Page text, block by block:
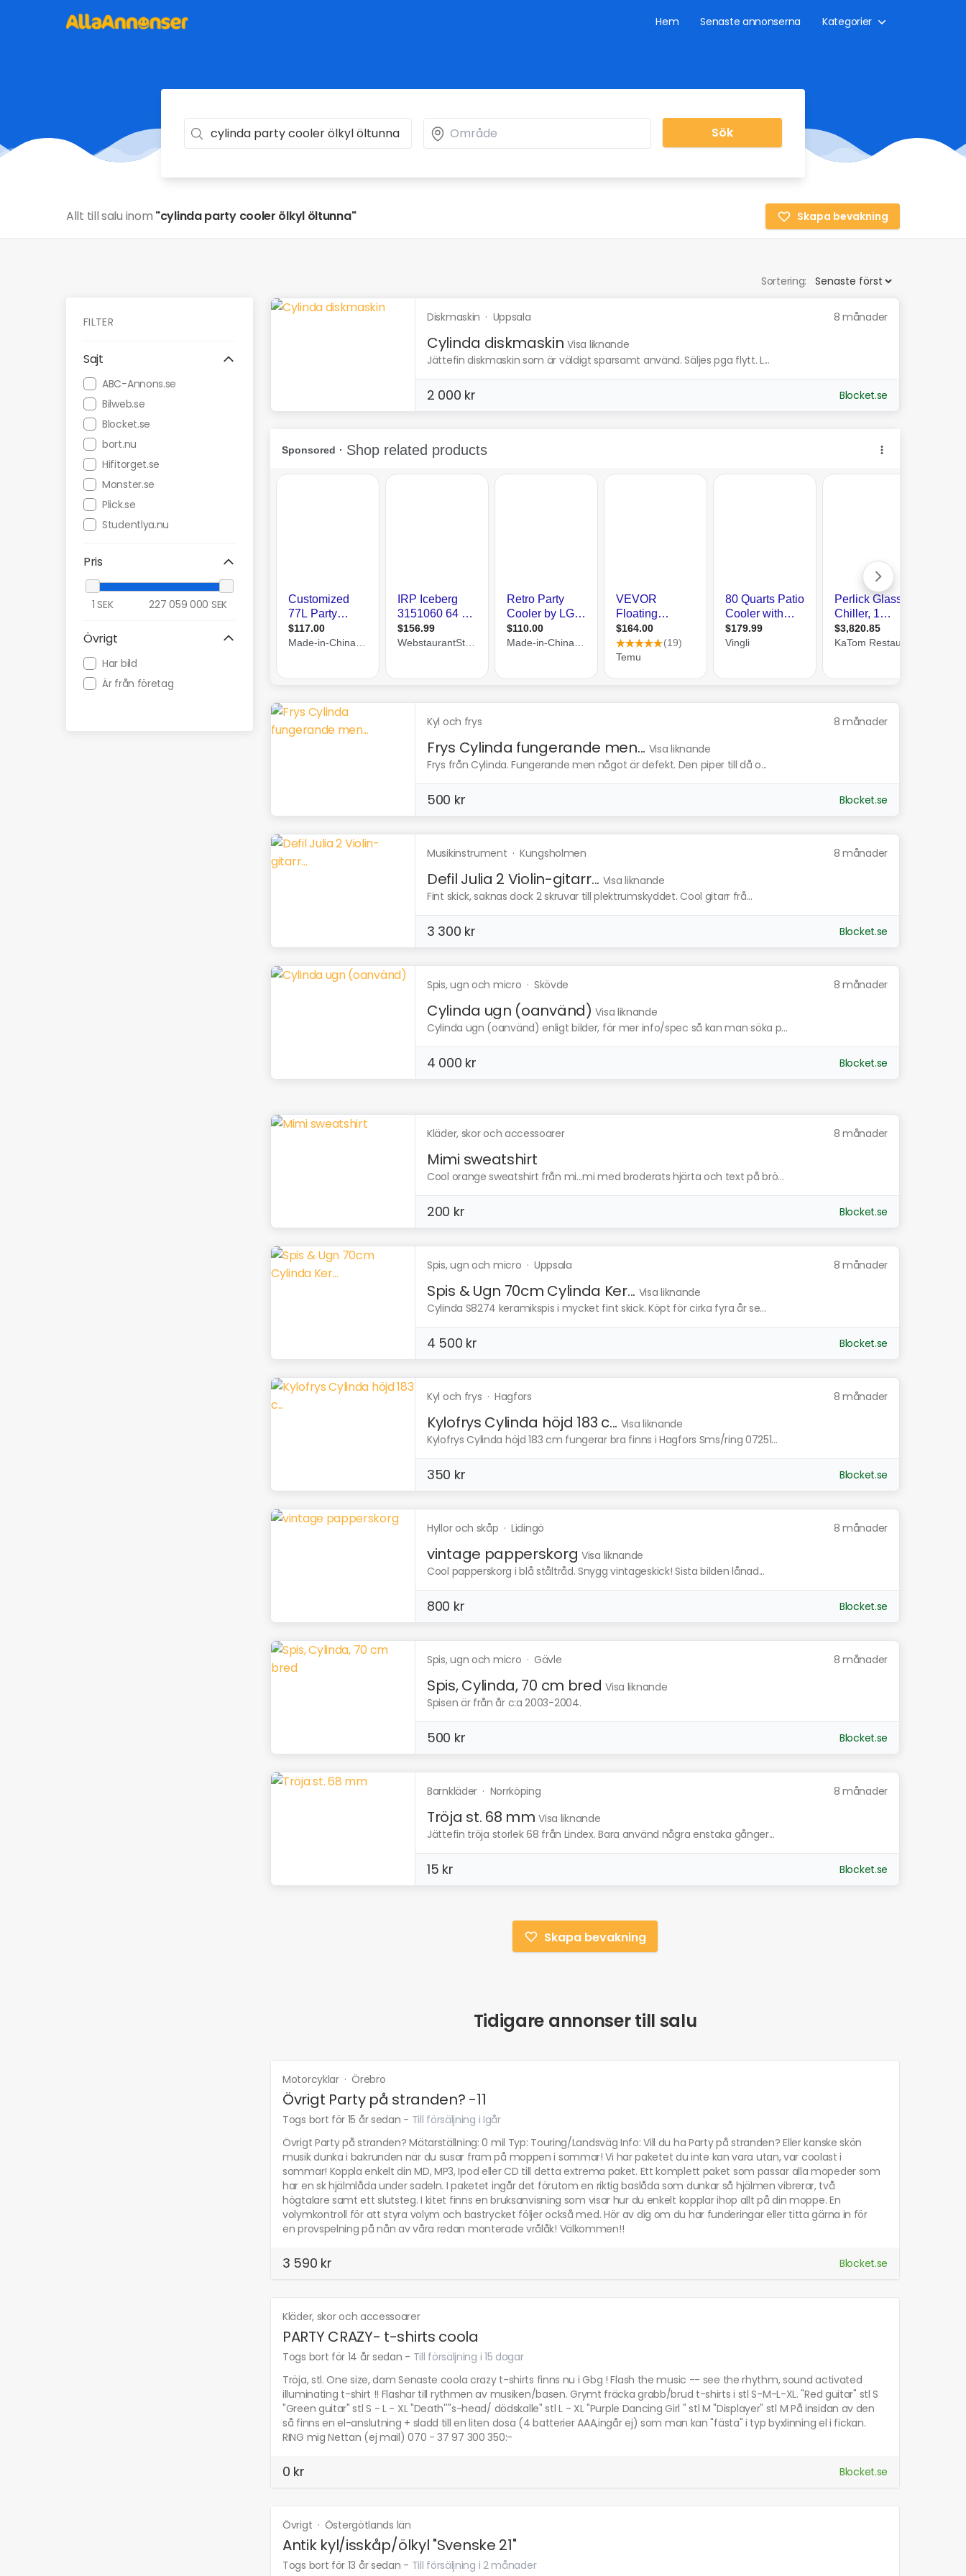
Hem Senaste annonserna Kategorier
Sök
Allt till salu inom "cylinda party cooler ölkyl öltunna" Skapa bevakning
Sortering:
FILTER
Sajt
ABC-Annons.se
Bilweb.se
Blocket.se
bort.nu
Hifitorget.se
Monster.se
Plick.se
Studentlya.nu
Pris
1 SEK 227 059 000 SEK
Övrigt
Har bild
Är från företag
Diskmaskin · Uppsala 8 månader
Cylinda diskmaskin Visa liknande
Jättefin diskmaskin som är väldigt sparsamt använd. Säljes pga flytt. L...
2 000 kr Blocket.se
Kyl och frys 8 månader
Frys Cylinda fungerande men... Visa liknande
Frys från Cylinda. Fungerande men något är defekt. Den piper till då o...
500 kr Blocket.se
Musikinstrument · Kungsholmen 8 månader
Defil Julia 2 Violin-gitarr... Visa liknande
Fint skick, saknas dock 2 skruvar till plektrumskyddet. Cool gitarr frå...
3 300 kr Blocket.se
Spis, ugn och micro · Skövde 8 månader
Cylinda ugn (oanvänd) Visa liknande
Cylinda ugn (oanvänd) enligt bilder, för mer info/spec så kan man söka p...
4 000 kr Blocket.se
Kläder, skor och accessoarer 8 månader
Mimi sweatshirt
Cool orange sweatshirt från mi...mi med broderats hjärta och text på brö...
200 kr Blocket.se
Spis, ugn och micro · Uppsala 8 månader
Spis & Ugn 70cm Cylinda Ker... Visa liknande
Cylinda S8274 keramikspis i mycket fint skick. Köpt för cirka fyra år se...
4 500 kr Blocket.se
Kyl och frys · Hagfors 8 månader
Kylofrys Cylinda höjd 183 c... Visa liknande
Kylofrys Cylinda höjd 183 cm fungerar bra finns i Hagfors Sms/ring 07251...
350 kr Blocket.se
Hyllor och skåp · Lidingö 8 månader
vintage papperskorg Visa liknande
Cool papperskorg i blå ståltråd. Snygg vintageskick! Sista bilden lånad...
800 kr Blocket.se
Spis, ugn och micro · Gävle 8 månader
Spis, Cylinda, 70 cm bred Visa liknande
Spisen är från år c:a 2003-2004.
500 kr Blocket.se
Barnkläder · Norrköping 8 månader
Tröja st. 68 mm Visa liknande
Jättefin tröja storlek 68 från Lindex. Bara använd några enstaka gånger...
15 kr Blocket.se
Skapa bevakning
Tidigare annonser till salu
Motorcyklar ·Örebro
Övrigt Party på stranden? -11
Togs bort för 15 år sedan - Till försäljning i Igår
Övrigt Party på stranden? Mätarställning: 0 mil Typ: Touring/Landsväg Info: Vill du ha Party på stranden? Eller kanske skön
musik dunka i bakrunden när du susar fram på moppen i sommar! Vi har paketet du inte kan vara utan, var coolast i
sommar! Koppla enkelt din MD, MP3, Ipod eller CD till detta extrema paket. Ett komplett paket som passar alla mopeder som
har en sk hjälmlåda under sadeln. I paketet ingår det förutom en riktig baslåda som dunkar så hjälmen vibrerar, två
högtalare samt ett slutsteg. I kitet finns en bruksanvisning som visar hur du enkelt kopplar ihop allt på din moppe. En
volymkontroll för att styra volym och bastrycket följer också med. Hör av dig om du har funderingar eller titta gärna in för
en provspelning på nån av våra redan monterade vrålåk! Välkommen!!
3 590 kr Blocket.se
Kläder, skor och accessoarer
PARTY CRAZY- t-shirts coola
Togs bort för 14 år sedan - Till försäljning i 15 dagar
Tröja, stl. One size, dam Senaste coola crazy t-shirts finns nu i Gbg ! Flash the music -- see the rhythm, sound activated
illuminating t-shirt !! Flashar till rythmen av musiken/basen. Grymt fräcka grabb/brud t-shirts i stl S-M-L-XL. "Red guitar" stl S
"Green guitar" stl S - L - XL "Death''''s-head/ dödskalle" stl L - XL "Purple Dancing Girl " stl M "Displayer" stl M På insidan av den
så finns en el-anslutning + sladd till en liten dosa (4 batterier AAA,ingår ej) som man kan "fästa" i typ byxlinning el i fickan.
RING mig Nettan (ej mail) 070 - 37 97 300 350:-
0 kr Blocket.se
Övrigt · Östergötlands län
Antik kyl/isskåp/ölkyl "Svenske 21"
Togs bort för 13 år sedan - Till försäljning i 2 månader